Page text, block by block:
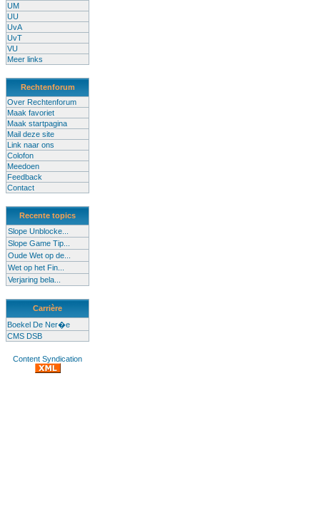
UM
UU
UvA
UvT
VU
Meer links
Rechtenforum
Over Rechtenforum
Maak favoriet
Maak startpagina
Mail deze site
Link naar ons
Colofon
Meedoen
Feedback
Contact
Recente topics
Slope Unblocke...
Slope Game Tip...
Oude Wet op de...
Wet op het Fin...
Verjaring bela...
Carrière
Boekel De Ner�e
CMS DSB
Content Syndication